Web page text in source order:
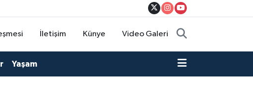
İletişim Künye Video Galeri
Yaşam